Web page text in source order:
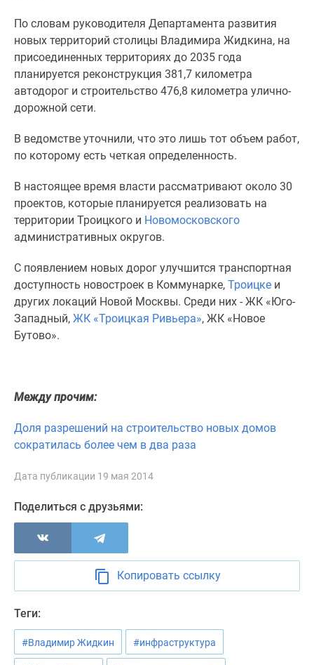
Подмосковья
Студии
комнатные
комнатные
карте
Ипотечный
калькулятор
ипотека
Военная
ипотека
Банки
Новости
Мнение
эксперта
рынка
Экспертиза
новостроек
Эксперты
проекте
Контакты
Реклама
По словам руководителя Департамента развития
новых территорий столицы Владимира Жидкина, на
присоединенных территориях до 2035 года
планируется реконструкция 381,7 километра
автодорог и строительство 476,8 километра улично-
дорожной сети.
В ведомстве уточнили, что это лишь тот объем работ,
по которому есть четкая определенность.
В настоящее время власти рассматривают около 30
проектов, которые планируется реализовать на
территории Троицкого и Новомосковского
административных округов.
С появлением новых дорог улучшится транспортная
доступность новостроек в Коммунарке, Троицке и
других локаций Новой Москвы. Среди них - ЖК «Юго-
Западный, ЖК «Троицкая Ривьера», ЖК «Новое
Бутово».
Между прочим:
Доля разрешений на строительство новых домов
сократилась более чем в два раза
Дата публикации 19 мая 2014
Поделиться с друзьями:
Копировать ссылку
Теги:
#Владимир Жидкин #инфраструктура